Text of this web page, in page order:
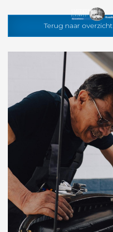
Terug naar overzicht